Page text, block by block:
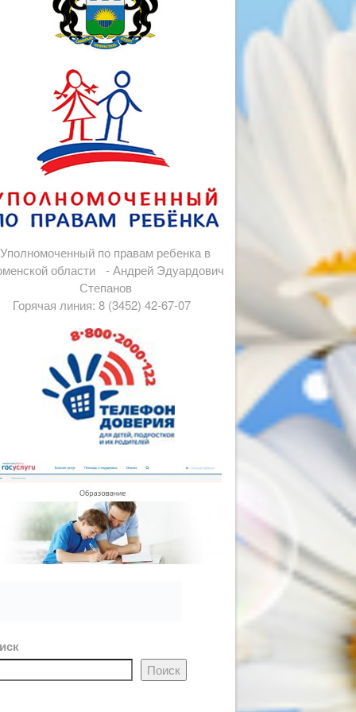
Уполномоченный по правам ребенка в
области - Андрей Эдуардович
Степанов
Горячая линия: 8 (3452) 42-67-07
Поиск